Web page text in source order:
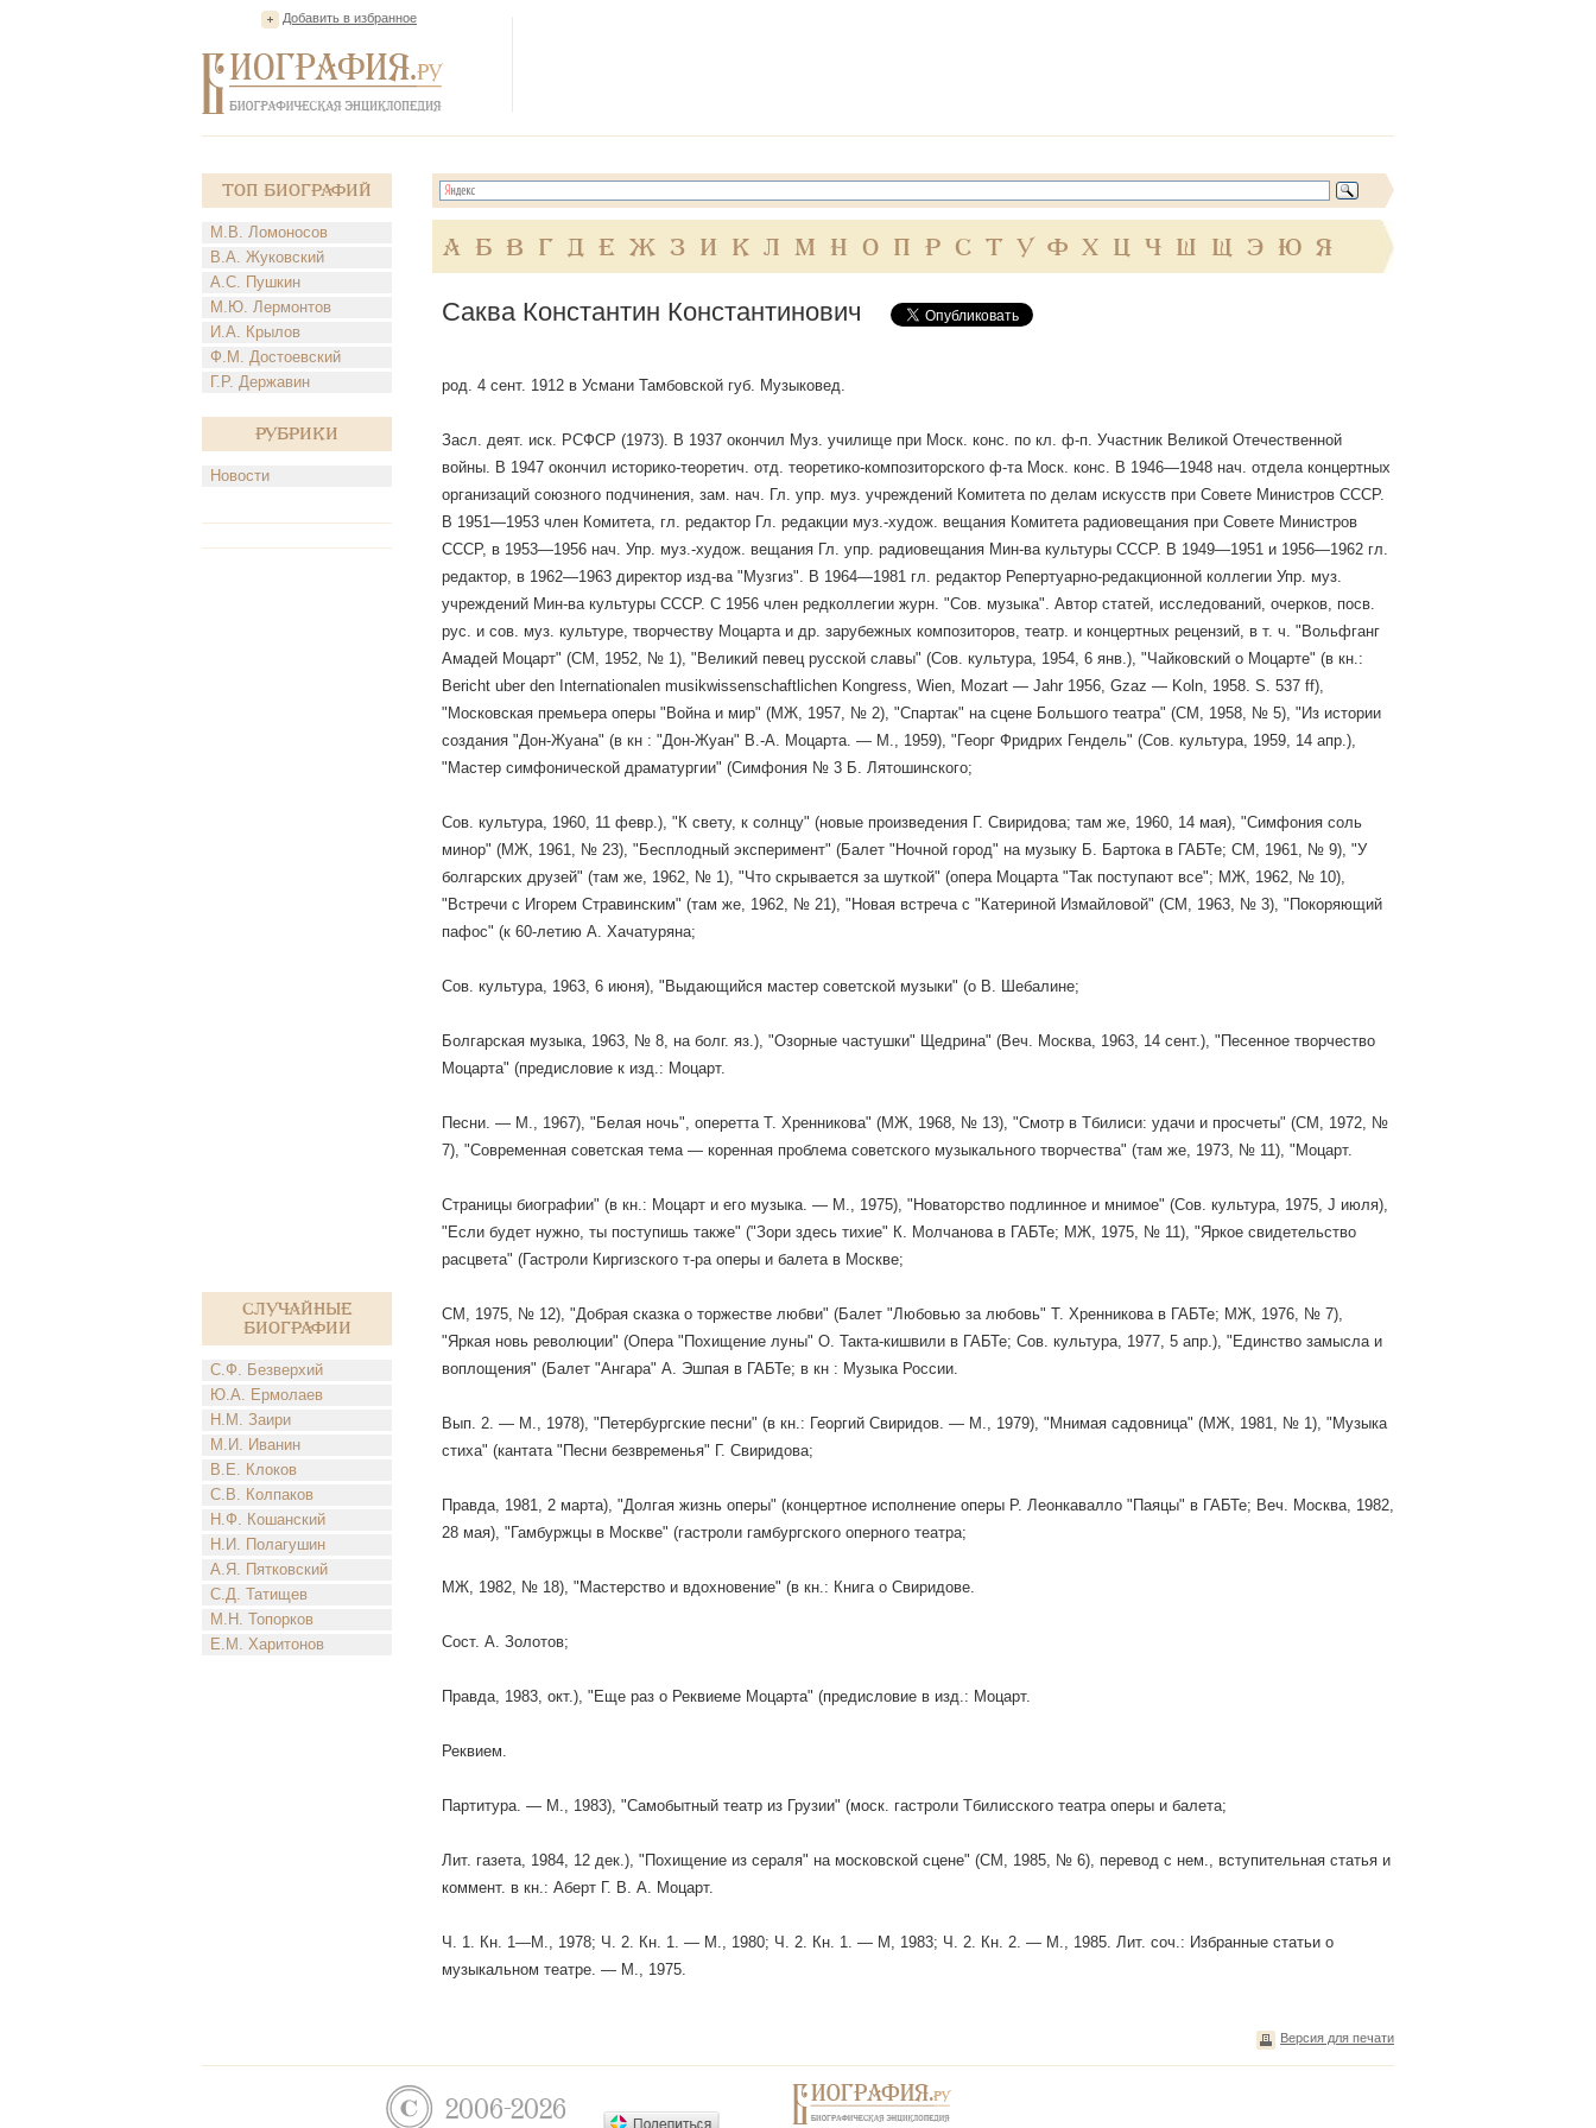
Добавить в избранное
Топ Биографий
М.В. Ломоносов
В.А. Жуковский
А.С. Пушкин
М.Ю. Лермонтов
И.А. Крылов
Ф.М. Достоевский
Г.Р. Державин
Рубрики
Новости
Случайные
биографии
С.Ф. Безверхий
Ю.А. Ермолаев
Н.М. Заири
М.И. Иванин
В.Е. Клоков
С.В. Колпаков
Н.Ф. Кошанский
Н.И. Полагушин
А.Я. Пятковский
С.Д. Татищев
М.Н. Топорков
Е.М. Харитонов
А Б В Г Д Е Ж З И К Л М Н О П Р С Т У Ф Х Ц Ч Ш Щ Э Ю Я
Саква Константин Константинович
род. 4 сент. 1912 в Усмани Тамбовской губ. Музыковед.
Засл. деят. иск. РСФСР (1973). В 1937 окончил Муз. училище при Моск. конс. по кл. ф-п. Участник Великой Отечественной
войны. В 1947 окончил историко-теоретич. отд. теоретико-композиторского ф-та Моск. конс. В 1946—1948 нач. отдела концертных
организаций союзного подчинения, зам. нач. Гл. упр. муз. учреждений Комитета по делам искусств при Совете Министров СССР.
В 1951—1953 член Комитета, гл. редактор Гл. редакции муз.-худож. вещания Комитета радиовещания при Совете Министров
СССР, в 1953—1956 нач. Упр. муз.-худож. вещания Гл. упр. радиовещания Мин-ва культуры СССР. В 1949—1951 и 1956—1962 гл.
редактор, в 1962—1963 директор изд-ва "Музгиз". В 1964—1981 гл. редактор Репертуарно-редакционной коллегии Упр. муз.
учреждений Мин-ва культуры СССР. С 1956 член редколлегии журн. "Сов. музыка". Автор статей, исследований, очерков, посв.
рус. и сов. муз. культуре, творчеству Моцарта и др. зарубежных композиторов, театр. и концертных рецензий, в т. ч. "Вольфганг
Амадей Моцарт" (СМ, 1952, № 1), "Великий певец русской славы" (Сов. культура, 1954, 6 янв.), "Чайковский о Моцарте" (в кн.:
Bericht uber den Internationalen musikwissenschaftlichen Kongress, Wien, Mozart — Jahr 1956, Gzaz — Koln, 1958. S. 537 ff),
"Московская премьера оперы "Война и мир" (МЖ, 1957, № 2), "Спартак" на сцене Большого театра" (СМ, 1958, № 5), "Из истории
создания "Дон-Жуана" (в кн : "Дон-Жуан" В.-А. Моцарта. — М., 1959), "Георг Фридрих Гендель" (Сов. культура, 1959, 14 апр.),
"Мастер симфонической драматургии" (Симфония № 3 Б. Лятошинского;
Сов. культура, 1960, 11 февр.), "К свету, к солнцу" (новые произведения Г. Свиридова; там же, 1960, 14 мая), "Симфония соль
минор" (МЖ, 1961, № 23), "Бесплодный эксперимент" (Балет "Ночной город" на музыку Б. Бартока в ГАБТе; СМ, 1961, № 9), "У
болгарских друзей" (там же, 1962, № 1), "Что скрывается за шуткой" (опера Моцарта "Так поступают все"; МЖ, 1962, № 10),
"Встречи с Игорем Стравинским" (там же, 1962, № 21), "Новая встреча с "Катериной Измайловой" (СМ, 1963, № 3), "Покоряющий
пафос" (к 60-летию А. Хачатуряна;
Сов. культура, 1963, 6 июня), "Выдающийся мастер советской музыки" (о В. Шебалине;
Болгарская музыка, 1963, № 8, на болг. яз.), "Озорные частушки" Щедрина" (Веч. Москва, 1963, 14 сент.), "Песенное творчество
Моцарта" (предисловие к изд.: Моцарт.
Песни. — М., 1967), "Белая ночь", оперетта Т. Хренникова" (МЖ, 1968, № 13), "Смотр в Тбилиси: удачи и просчеты" (СМ, 1972, №
7), "Современная советская тема — коренная проблема советского музыкального творчества" (там же, 1973, № 11), "Моцарт.
Страницы биографии" (в кн.: Моцарт и его музыка. — М., 1975), "Новаторство подлинное и мнимое" (Сов. культура, 1975, J июля),
"Если будет нужно, ты поступишь также" ("Зори здесь тихие" К. Молчанова в ГАБТе; МЖ, 1975, № 11), "Яркое свидетельство
расцвета" (Гастроли Киргизского т-ра оперы и балета в Москве;
СМ, 1975, № 12), "Добрая сказка о торжестве любви" (Балет "Любовью за любовь" Т. Хренникова в ГАБТе; МЖ, 1976, № 7),
"Яркая новь революции" (Опера "Похищение луны" О. Такта-кишвили в ГАБТе; Сов. культура, 1977, 5 апр.), "Единство замысла и
воплощения" (Балет "Ангара" А. Эшпая в ГАБТе; в кн : Музыка России.
Вып. 2. — М., 1978), "Петербургские песни" (в кн.: Георгий Свиридов. — М., 1979), "Мнимая садовница" (МЖ, 1981, № 1), "Музыка
стиха" (кантата "Песни безвременья" Г. Свиридова;
Правда, 1981, 2 марта), "Долгая жизнь оперы" (концертное исполнение оперы Р. Леонкавалло "Паяцы" в ГАБТе; Веч. Москва, 1982,
28 мая), "Гамбуржцы в Москве" (гастроли гамбургского оперного театра;
МЖ, 1982, № 18), "Мастерство и вдохновение" (в кн.: Книга о Свиридове.
Сост. А. Золотов;
Правда, 1983, окт.), "Еще раз о Реквиеме Моцарта" (предисловие в изд.: Моцарт.
Реквием.
Партитура. — М., 1983), "Самобытный театр из Грузии" (моск. гастроли Тбилисского театра оперы и балета;
Лит. газета, 1984, 12 дек.), "Похищение из сераля" на московской сцене" (СМ, 1985, № 6), перевод с нем., вступительная статья и
коммент. в кн.: Аберт Г. В. А. Моцарт.
Ч. 1. Кн. 1—М., 1978; Ч. 2. Кн. 1. — М., 1980; Ч. 2. Кн. 1. — М, 1983; Ч. 2. Кн. 2. — М., 1985. Лит. соч.: Избранные статьи о
музыкальном театре. — М., 1975.
Версия для печати
2006-2026